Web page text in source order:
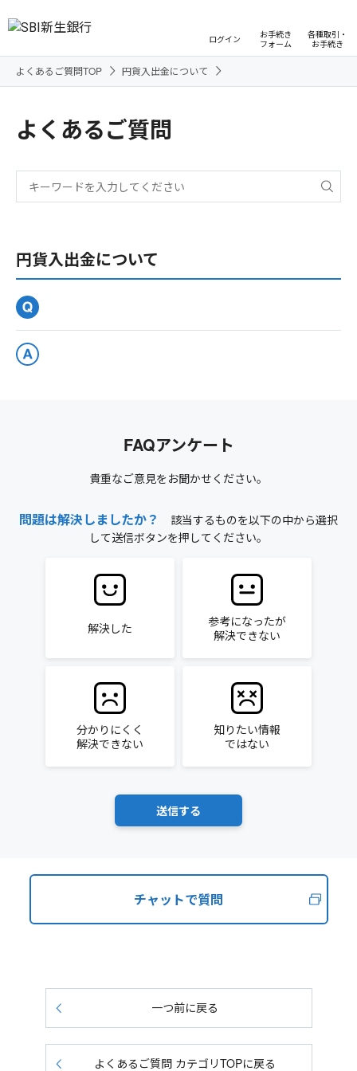
ログイン
お手続き
フォーム
各種取引・
お手続き
よくあるご質問TOP 円貨入出金について
よくあるご質問
円貨入出金について
FAQアンケート
貴重なご意見をお聞かせください。
問題は解決しましたか？
該当するものを以下の中から選択
して送信ボタンを押してください。
解決した
参考になったが
解決できない
分かりにくく
解決できない
知りたい情報
ではない
チャットで質問
一つ前に戻る
よくあるご質問 カテゴリTOPに戻る